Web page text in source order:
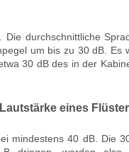
durchschnittliche
um bis zu 30 dB. Es
30 dB des in der
eines
mindestens 40 dB. Die